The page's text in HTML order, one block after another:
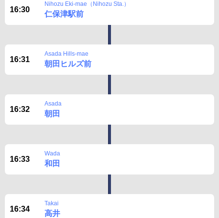
16:30
Nihozu Eki-mae（Nihozu Sta.）
仁保津駅前
16:31
Asada Hills-mae
朝田ヒルズ前
16:32
Asada
朝田
16:33
Wada
和田
16:34
Takai
高井